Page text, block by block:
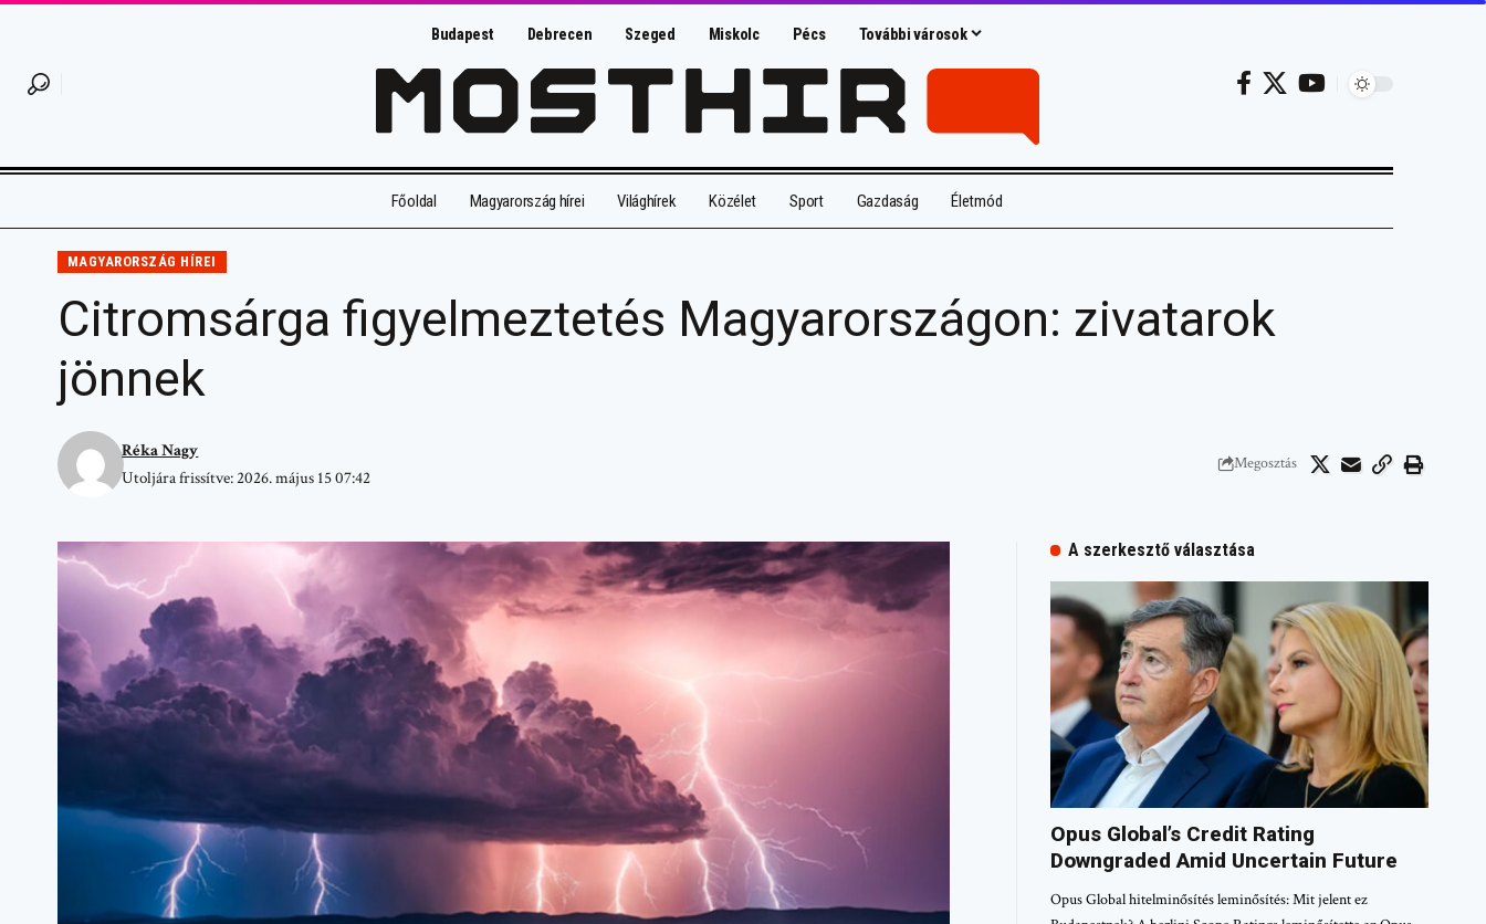
Budapest Debrecen Szeged Miskolc Pécs További városok
Főoldal Magyarország hírei Világhírek Közélet Sport Gazdaság Életmód
MAGYARORSZÁG HÍREI
Citromsárga figyelmeztetés Magyarországon: zivatarok
jönnek
Utoljára frissítve: 2026. május 15 07:42
Réka Nagy
Megosztás
A szerkesztő választása
Opus Global’s Credit Rating
Downgraded Amid Uncertain Future
Opus Global hitelminősítés leminősítés: Mit jelent ez